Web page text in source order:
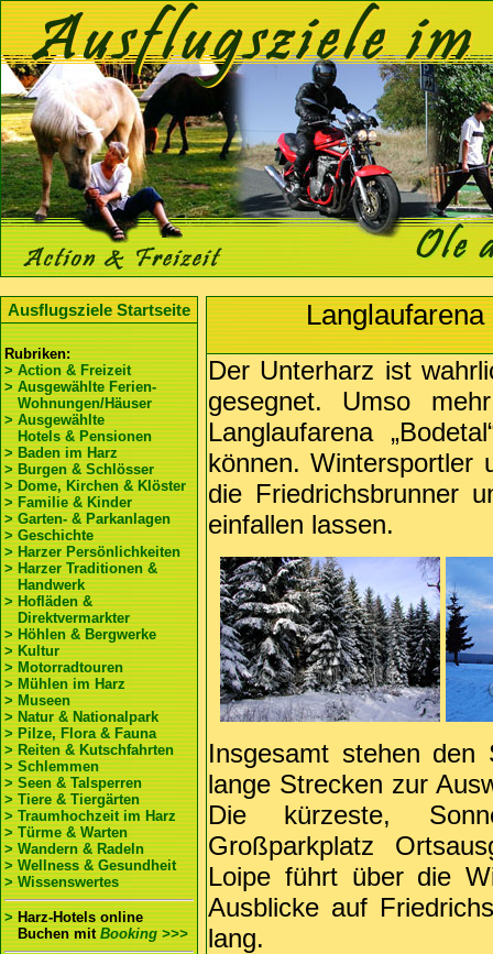
Ausflugsziele Startseite
Rubriken:
> Action & Freizeit
> Ausgewählte Ferien-
Wohnungen/Häuser
> Ausgewählte
Hotels & Pensionen
> Baden im Harz
> Burgen & Schlösser
> Dome, Kirchen & Klöster
> Familie & Kinder
> Garten- & Parkanlagen
> Geschichte
> Harzer Persönlichkeiten
> Harzer Traditionen &
Handwerk
> Hofläden &
Direktvermarkter
> Höhlen & Bergwerke
> Kultur
> Motorradtouren
> Mühlen im Harz
> Museen
> Natur & Nationalpark
> Pilze, Flora & Fauna
> Reiten & Kutschfahrten
> Schlemmen
> Seen & Talsperren
> Tiere & Tiergärten
> Traumhochzeit im Harz
> Türme & Warten
> Wandern & Radeln
> Wellness & Gesundheit
> Wissenswertes
>Harz-Hotels online
Buchen mit Booking >>>
Der Unterharz ist
gesegnet. Umso
Langlaufarena
können. Wintersportler
die Friedrichsbrunner
einfallen lassen.
Insgesamt stehen den
lange Strecken zur
Die kürzeste,
Großparkplatz
Loipe führt über die
Ausblicke auf
lang.